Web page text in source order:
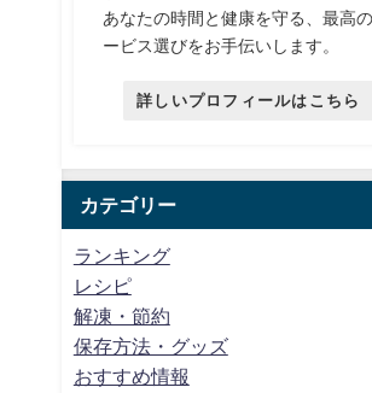
あなたの時間と健康を守る、最高
ービス選びをお手伝いします。
詳しいプロフィールはこちら
カテゴリー
ランキング
レシピ
解凍・節約
保存方法・グッズ
おすすめ情報